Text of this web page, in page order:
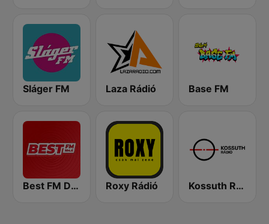
Sláger FM Laza Rádió Base FM
Best FM Debrecen Roxy Rádió Kossuth Rádió